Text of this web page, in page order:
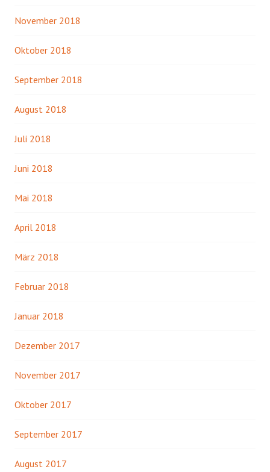
November 2018
Oktober 2018
September 2018
August 2018
Juli 2018
Juni 2018
Mai 2018
April 2018
März 2018
Februar 2018
Januar 2018
Dezember 2017
November 2017
Oktober 2017
September 2017
August 2017